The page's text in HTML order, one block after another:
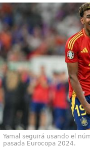
Yamal seguirá usando el
pasada Eurocopa 2024.